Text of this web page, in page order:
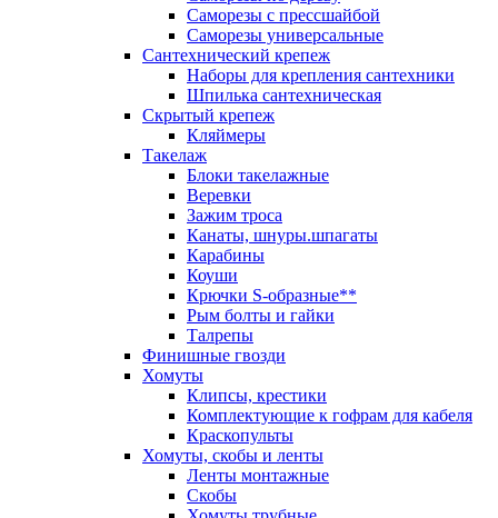
Саморезы с прессшайбой
Саморезы универсальные
Сантехнический крепеж
Наборы для крепления сантехники
Шпилька сантехническая
Скрытый крепеж
Кляймеры
Такелаж
Блоки такелажные
Веревки
Зажим троса
Канаты, шнуры.шпагаты
Карабины
Коуши
Крючки S-образные**
Рым болты и гайки
Талрепы
Финишные гвозди
Хомуты
Клипсы, крестики
Комплектующие к гофрам для кабеля
Краскопульты
Хомуты, скобы и ленты
Ленты монтажные
Скобы